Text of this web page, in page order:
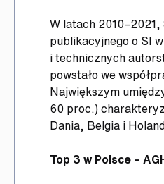
W latach
publikacyjnego o SI
i technicznych
powstało we
Największym
60 proc.)
Dania, Belgia i
Top 3 w Polsce –